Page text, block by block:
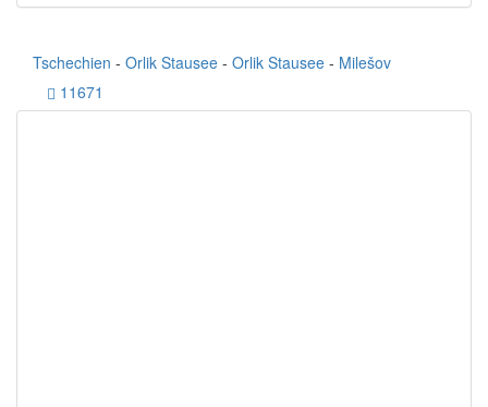
Tschechien - Orlik Stausee - Orlik Stausee - Milešov
11671